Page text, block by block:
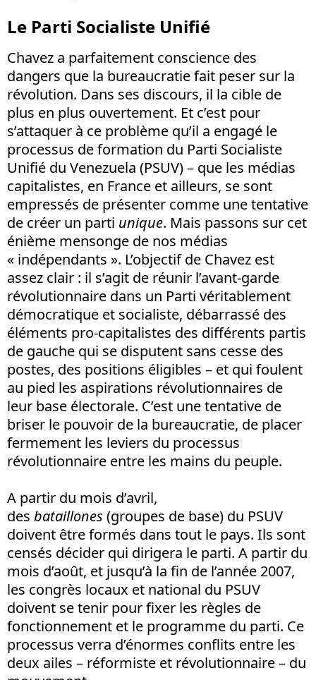
Le Parti Socialiste Unifié
Chavez a parfaitement conscience des
dangers que la bureaucratie fait peser sur la
révolution. Dans ses discours, il la cible de
plus en plus ouvertement. Et c’est pour
s’attaquer à ce problème qu’il a engagé le
processus de formation du Parti Socialiste
Unifié du Venezuela (PSUV) – que les médias
capitalistes, en France et ailleurs, se sont
empressés de présenter comme une tentative
de créer un parti unique. Mais passons sur cet
énième mensonge de nos médias
« indépendants ». L’objectif de Chavez est
assez clair : il s’agit de réunir l’avant-garde
révolutionnaire dans un Parti véritablement
démocratique et socialiste, débarrassé des
éléments pro-capitalistes des différents partis
de gauche qui se disputent sans cesse des
postes, des positions éligibles – et qui foulent
au pied les aspirations révolutionnaires de
leur base électorale. C’est une tentative de
briser le pouvoir de la bureaucratie, de placer
fermement les leviers du processus
révolutionnaire entre les mains du peuple.
A partir du mois d’avril,
des bataillones (groupes de base) du PSUV
doivent être formés dans tout le pays. Ils sont
censés décider qui dirigera le parti. A partir du
mois d’août, et jusqu’à la fin de l’année 2007,
les congrès locaux et national du PSUV
doivent se tenir pour fixer les règles de
fonctionnement et le programme du parti. Ce
processus verra d’énormes conflits entre les
deux ailes – réformiste et révolutionnaire – du